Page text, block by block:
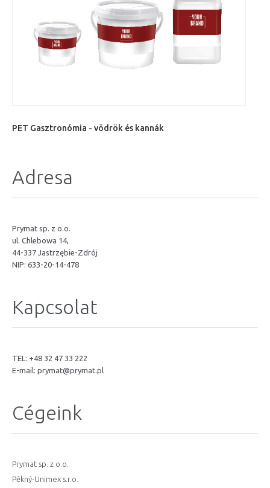
PET Gasztronómia - vödrök és kannák
Adresa
Prymat sp. z o.o.
ul. Chlebowa 14,
44-337 Jastrzębie-Zdrój
NIP: 633-20-14-478
Kapcsolat
TEL: +48 32 47 33 222
E-mail: prymat@prymat.pl
Cégeink
Prymat sp. z o.o.
Pěkný-Unimex s.r.o.